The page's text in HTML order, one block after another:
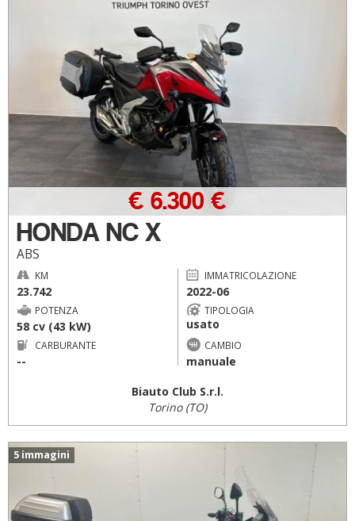
HONDA NC X
ABS
€ 6.300 €
KM
23.742
IMMATRICOLAZIONE
2022-06
POTENZA
58 cv (43 kW)
TIPOLOGIA
usato
CARBURANTE
--
CAMBIO
manuale
Biauto Club S.r.l.
Torino (TO)
5 immagini